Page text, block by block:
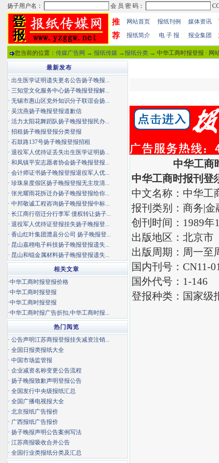
推
荐
网站首页 报纸刊例 媒体资讯
报纸简介 电 子 报 报业集团
您当前的位置： 传媒广告网 → 报纸传媒 →报纸分类 → 中华工商时报登报 · 网
中华工商
中华工商时报刊登
中文名称：中华工
报刊类别：商务|金
创刊时间：1989年
出版地区：北京市
出版周期：周一至
国内刊号：CN11-
国外代号：1-146
登报种类：国家级
最新发布
· 出生医学证明遗失更名公告扬子晚报...
· 三知堂文化服务中心扬子晚报登报解...
· 无锡市惠山区党外知识分子联谊会扬...
· 吴沈燕扬子晚报登报道歉信
· 活力太阳花舞蹈队扬子晚报登报民办...
· 招租扬子晚报登报分类登报
· 石鼓路137号扬子晚报登报招租
· 退役军人优待证丢失出生医学证明扬...
· 和凤镇平安志愿者协会扬子晚报登报...
· 会计师证书扬子晚报登报退役军人优...
· 珍珠泉度假区扬子晚报登报无主坟清...
· 张光耀雨花拆迁办扬子晚报登报给你...
· 中邦敬诚工程咨询扬子晚报登报中标...
· 长江商行宿迁分行李军 债权转让扬子...
· 退役军人优待证登报挂失扬子晚报登...
· 香山红叶集团澧县分公司 扬子晚报登...
· 昆山嘉栩电子科技扬子晚报登报遗失...
· 昆山和锟金属材料扬子晚报登报遗失...
相关文章
·中华工商时报登报价格
·中华工商时报登报
·中华工商时报登报
·中华工商时报广告折扣,中华工商时报...
热门阅览
· 公告声明江苏商报登报挂失减资注销...
· 全国日报类报纸大全
· 中国市场监管报
· 企业减资名称变更公告流程
· 扬子晚报致歉声明登报公告
· 全国发行中央级报纸汇总
· 全国广播电视报大全
· 北京报纸广告报价
· 广西报纸广告报价
· 扬子晚报声明公告案例写法
· 江苏商报吸收合并公告
· 全国行业类报纸分类及汇总